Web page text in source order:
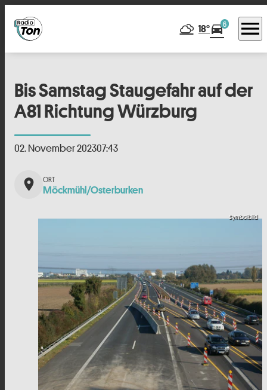
18°directions_car6 menu
Bis Samstag Staugefahr auf der
A81 Richtung Würzburg
02. November 202307:43
place Möckmühl/Osterburken
Symbolbild